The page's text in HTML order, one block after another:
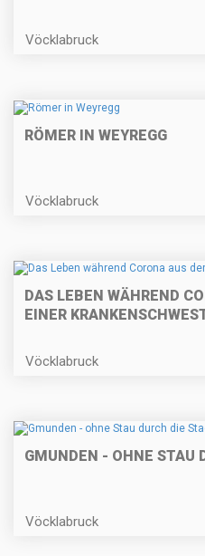
Vöcklabruck
RÖMER IN WEYREGG
Vöcklabruck
DAS LEBEN WÄHREND
EINER
Vöcklabruck
GMUNDEN - OHNE STAU
Vöcklabruck